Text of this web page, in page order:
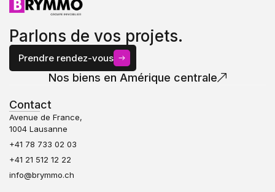
Parlons de vos projets.
Prendre rendez-vous
Nos biens en Amérique centrale
Contact
Avenue de France,
1004 Lausanne
+41 78 733 02 03
+41 21 512 12 22
info@brymmo.ch